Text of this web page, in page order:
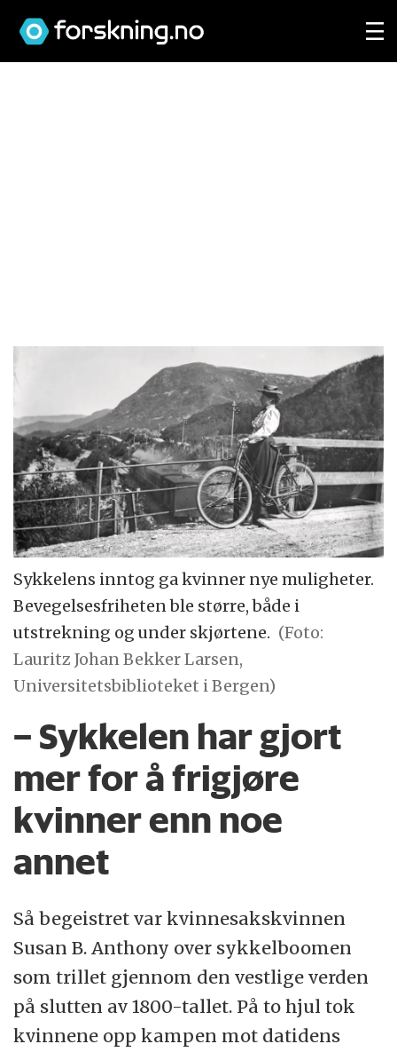
Sykkelens inntog ga kvinner nye muligheter.
Bevegelsesfriheten ble større, både i
utstrekning og under skjørtene. (Foto:
Lauritz Johan Bekker Larsen,
Universitetsbiblioteket i Bergen)
– Sykkelen har gjort
mer for å frigjøre
kvinner enn noe
annet
Så begeistret var kvinnesakskvinnen
Susan B. Anthony over sykkelboomen
som trillet gjennom den vestlige verden
på slutten av 1800-tallet. På to hjul tok
kvinnene opp kampen mot datidens